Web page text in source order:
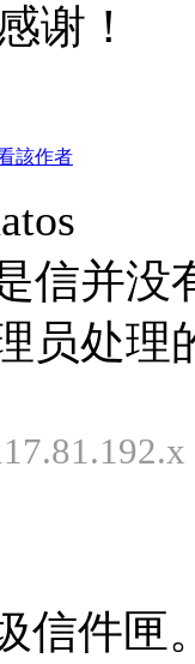
谢！
該作者
信并没
员处理
信件匣